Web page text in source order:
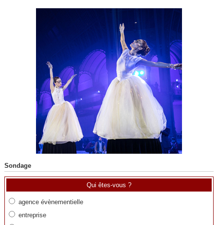
Sondage
Qui êtes-vous ?
agence évènementielle
entreprise